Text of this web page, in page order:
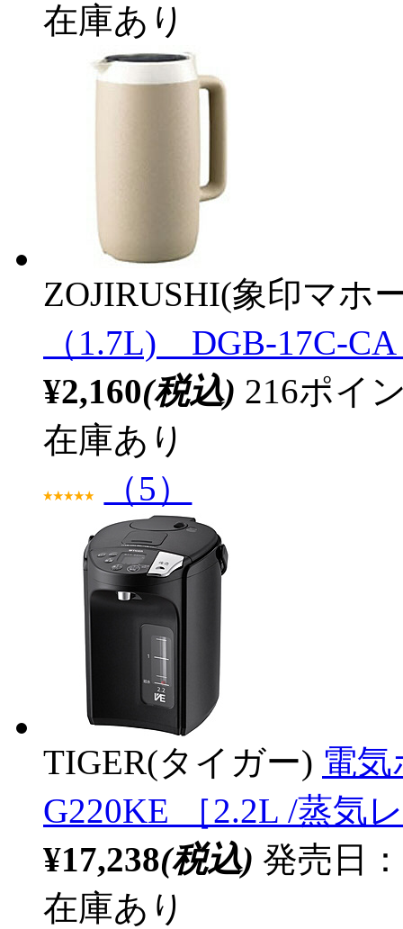
在庫あり
ZOJIRUSHI(象印マホ
（1.7L) DGB-17C-
¥2,160(税込) 216ポイ
在庫あり
（5）
TIGER(タイガー) 電
G220KE ［2.2L /蒸気
¥17,238(税込) 発売日
在庫あり